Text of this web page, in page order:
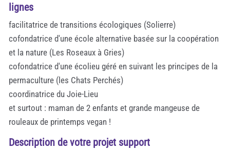
lignes
facilitatrice de transitions écologiques (Solierre)
cofondatrice d'une école alternative basée sur la coopération
et la nature (Les Roseaux à Gries)
cofondatrice d'une écolieu géré en suivant les principes de la
permaculture (les Chats Perchés)
coordinatrice du Joie-Lieu
et surtout : maman de 2 enfants et grande mangeuse de
rouleaux de printemps vegan !
Description de votre projet support